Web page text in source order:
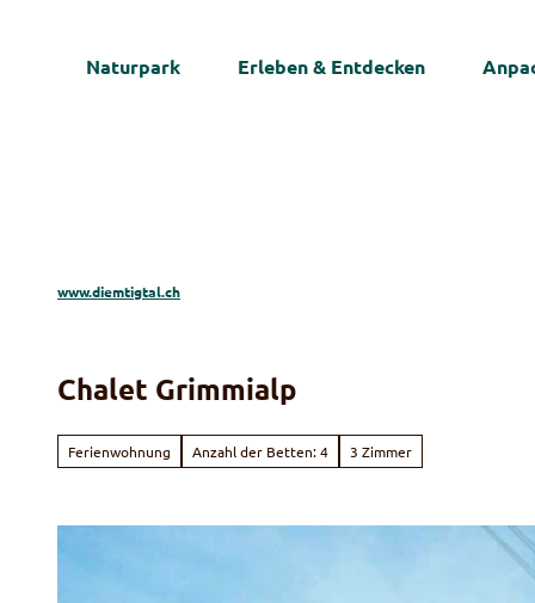
Naturpark Erleben & Entdecken
www.diemtigtal.ch
Chalet Grimmialp
Ferienwohnung Anzahl der Betten: 4 3 Zimmer